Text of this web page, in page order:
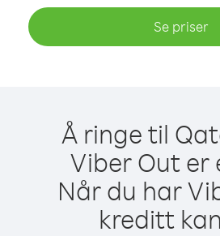
Se priser
Å ringe til
Viber Out er
Når du har
kreditt